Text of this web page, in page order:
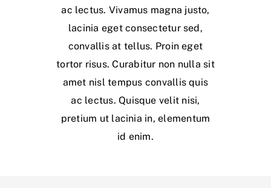
ac lectus. Vivamus magna justo,
lacinia eget consectetur sed,
convallis at tellus. Proin eget
tortor risus. Curabitur non nulla sit
amet nisl tempus convallis quis
ac lectus. Quisque velit nisi,
pretium ut lacinia in, elementum
id enim.